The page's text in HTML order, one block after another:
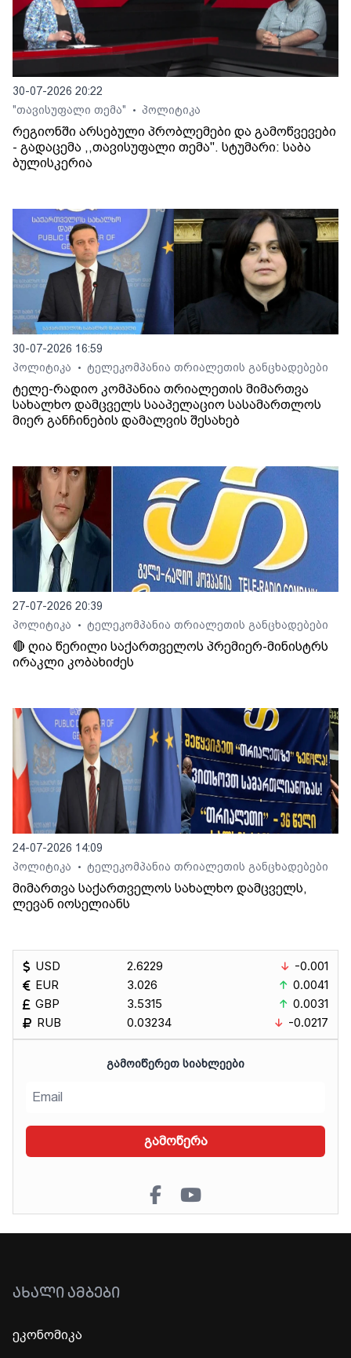
30-07-2026 20:22
"თავისუფალი თემა"
• პოლიტიკა
რეგიონში არსებული პრობლემები და გამოწვევები
- გადაცემა ,,თავისუფალი თემა". სტუმარი: საბა
ბულისკერია
30-07-2026 16:59
პოლიტიკა
• ტელეკომპანია თრიალეთის განცხადებები
ტელე-რადიო კომპანია თრიალეთის მიმართვა
სახალხო დამცველს სააპელაციო სასამართლოს
მიერ განჩინების დამალვის შესახებ
27-07-2026 20:39
პოლიტიკა
• ტელეკომპანია თრიალეთის განცხადებები
🔴 ღია წერილი საქართველოს პრემიერ-მინისტრს
ირაკლი კობახიძეს
24-07-2026 14:09
პოლიტიკა
• ტელეკომპანია თრიალეთის განცხადებები
მიმართვა საქართველოს სახალხო დამცველს,
ლევან იოსელიანს
USD
EUR
GBP
RUB
2.6229
3.026
3.5315
0.03234
-0.001
0.0041
0.0031
-0.0217
ᲒᲐᲛᲝᲘᲬᲔᲠᲔᲗ ᲡᲘᲐᲮᲚᲔᲔᲑᲘ
გამოწერა
ᲐᲮᲐᲚᲘ ᲐᲛᲑᲔᲑᲘ
ეკონომიკა